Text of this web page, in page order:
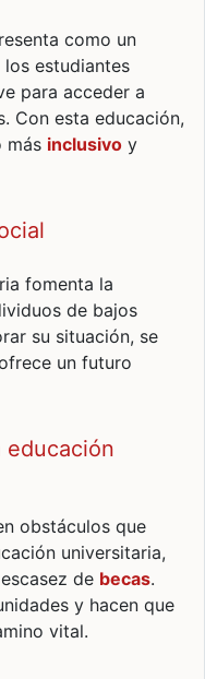
como un
estudiantes
para acceder a
Con esta educación,
más inclusivo y
fomenta la
de bajos
su situación, se
un futuro
obstáculos que
universitaria,
de becas.
y hacen que
vital.